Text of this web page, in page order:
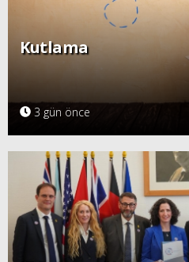
Kutlama
3 gün önce